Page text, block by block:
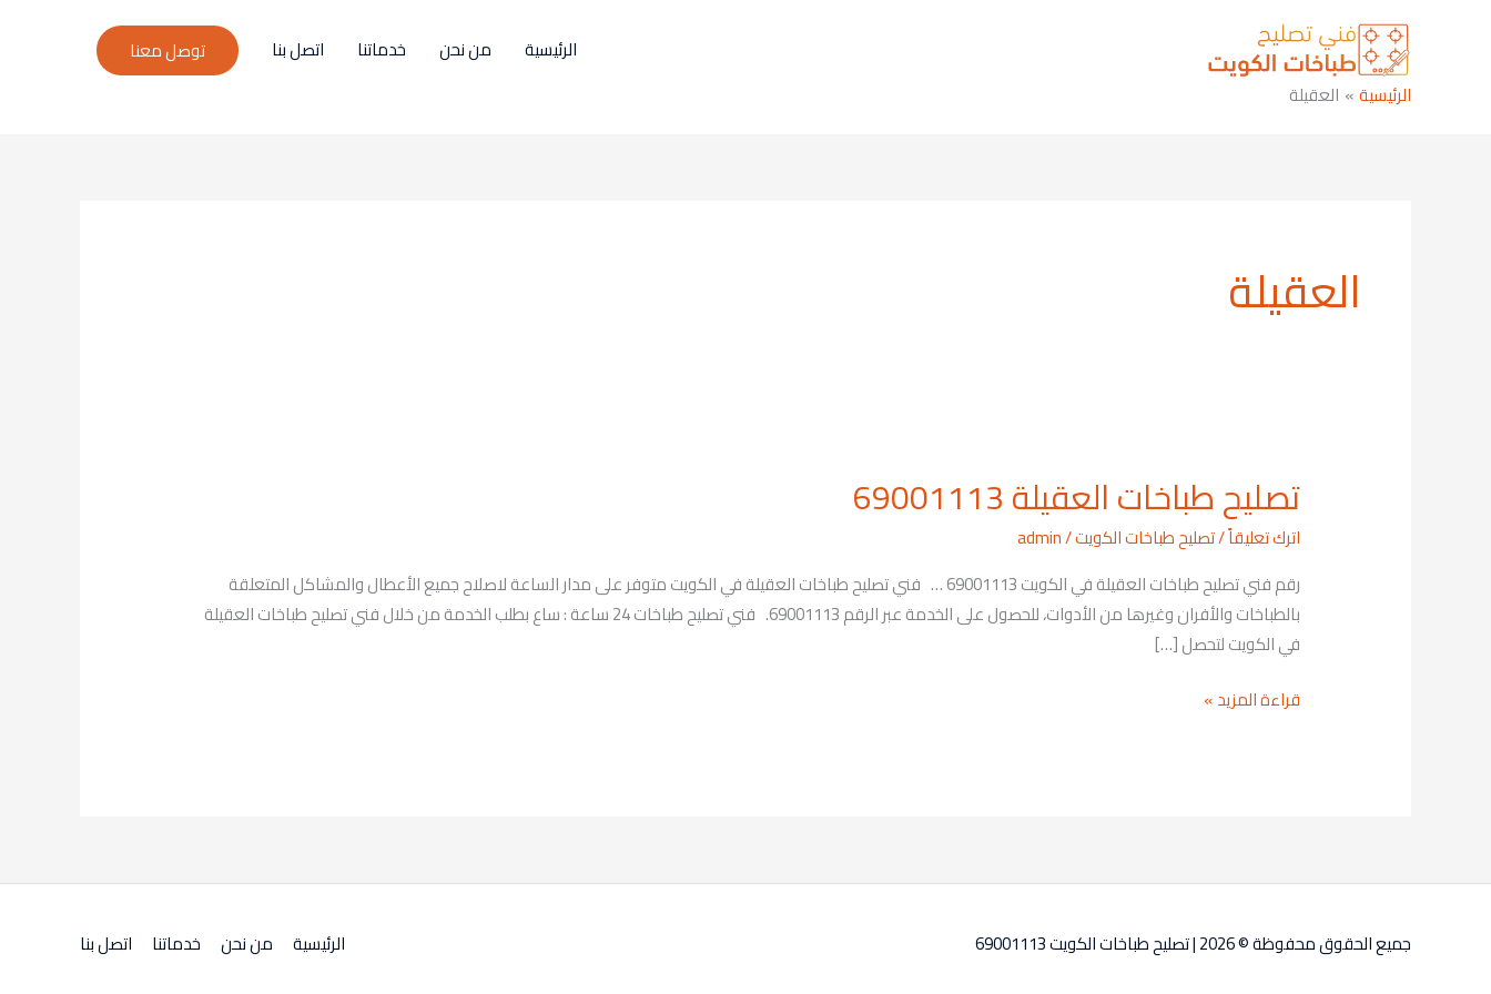
الرئيسية من نحن خدماتنا اتصل بنا
توصل معنا
الرئيسية
العقيلة
العقيلة
تصليح طباخات العقيلة 69001113
اترك تعليقاً/تصليح طباخات الكويت/
admin
رقم فني تصليح طباخات العقيلة في الكويت 69001113 … فني تصليح طباخات العقيلة في الكويت متوفر على مدار الساعة لاصلاح جميع الأعطال والمشاكل المتعلقة
بالطباخات والأفران وغيرها من الأدوات، للحصول على الخدمة عبر الرقم 69001113. فني تصليح طباخات 24 ساعة : ساع بطلب الخدمة من خلال فني تصليح طباخات العقيلة
في الكويت لتحصل […]
تصليح
طباخات
العقيلة
69001113
قراءة المزيد »
جميع الحقوق محفوظة © 2026 | تصليح طباخات الكويت 69001113 الرئيسية من نحن خدماتنا اتصل بنا